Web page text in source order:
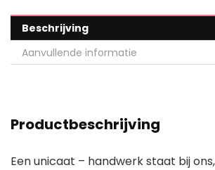
Beschrijving
Aanvullende informatie
Productbeschrijving
Een unicaat – handwerk staat bij